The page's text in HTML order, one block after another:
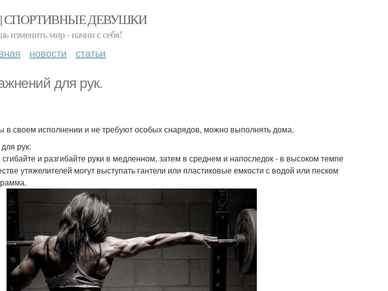
| СПОРТИВНЫЕ ДЕВУШКИ
изменить мир - начни с себя!
новости статьи
для рук.
в своем исполнении и не требуют особых снарядов, можно выполнять дома.
рук:
сгибайте и разгибайте руки в медленном, затем в среднем и напоследок - в высоком темпе
утяжелителей могут выступать гантели или пластиковые емкости с водой или песком